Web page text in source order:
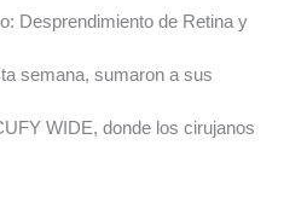
Desprendimiento de Retina y
semana, sumaron a sus
WIDE, donde los cirujanos